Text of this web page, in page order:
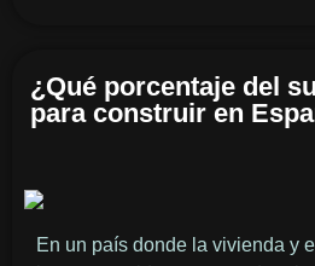
¿Qué porcentaje del
para construir en
En un país donde la vivienda y